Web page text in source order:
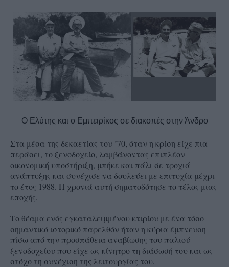
Ο Ελύτης και ο Εμπειρίκος σε διακοπές στην Άνδρο
Στα μέσα της δεκαετίας του ’70, όταν η κρίση είχε πια
περάσει, το ξενοδοχείο, λαμβάνοντας επιπλέον
οικονομική υποστήριξη, μπήκε και πάλι σε τροχιά
ανάπτυξης και συνέχισε να δουλεύει με επιτυχία μέχρι
το έτος 1988. Η χρονιά αυτή σηματοδότησε το τέλος μιας
εποχής.
Το θέαμα ενός εγκαταλειμμένου κτιρίου με ένα τόσο
σημαντικό ιστορικό παρελθόν ήταν η κύρια έμπνευση
πίσω από την προσπάθεια αναβίωσης του παλιού
ξενοδοχείου που είχε ως κίνητρο τη διάσωσή του και ως
στόχο τη συνέχιση της λειτουργίας του.